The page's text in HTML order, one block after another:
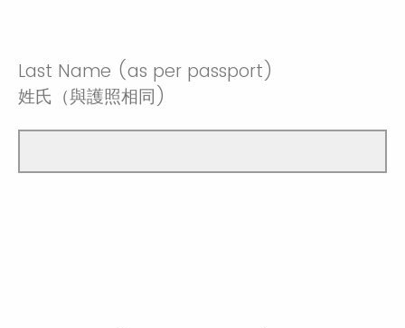
Last Name (as per passport)
姓氏（與護照相同)